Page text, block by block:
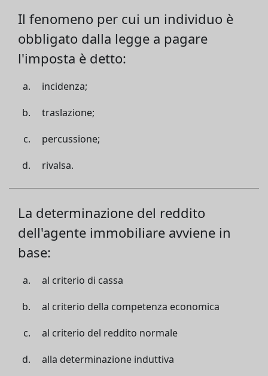
Il fenomeno per cui un individuo è
obbligato dalla legge a pagare
l'imposta è detto:
incidenza;
traslazione;
percussione;
rivalsa.
La determinazione del reddito
dell'agente immobiliare avviene in
base:
al criterio di cassa
al criterio della competenza economica
al criterio del reddito normale
alla determinazione induttiva